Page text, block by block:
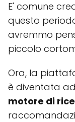
E' comune
questo
avremmo
piccolo
Ora, la
è diventata
motore di